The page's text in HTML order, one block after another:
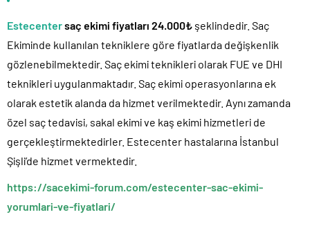
Estecentersaç ekimi fiyatları 24.000₺ şeklindedir. Saç
Ekiminde kullanılan tekniklere göre fiyatlarda değişkenlik
gözlenebilmektedir. Saç ekimi teknikleri olarak FUE ve DHI
teknikleri uygulanmaktadır. Saç ekimi operasyonlarına ek
olarak estetik alanda da hizmet verilmektedir. Aynı zamanda
özel saç tedavisi, sakal ekimi ve kaş ekimi hizmetleri de
gerçekleştirmektedirler. Estecenter hastalarına İstanbul
Şişli’de hizmet vermektedir.
https://sacekimi-forum.com/estecenter-sac-ekimi-
yorumlari-ve-fiyatlari/